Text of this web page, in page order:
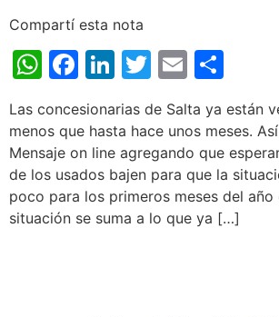
Compartí esta nota
WhatsApp
Facebook
LinkedIn
Twitter
Email
Las concesionarias de Salta ya están
menos que hasta hace unos meses.
Mensaje on line agregando que
de los usados bajen para que la
poco para los primeros meses del año
situación se suma a lo que ya […]